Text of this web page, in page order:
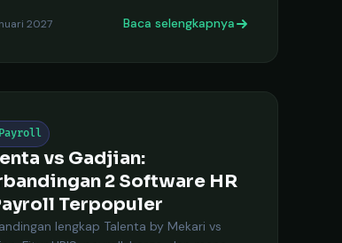
2027 Baca selengkapnya
Payroll
vs Gadjian:
2 Software HR
Terpopuler
lengkap Talenta by Mekari vs